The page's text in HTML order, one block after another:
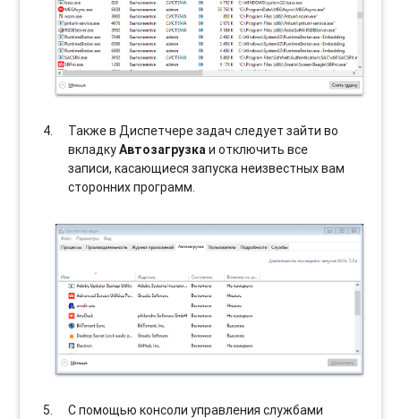
Также в Диспетчере задач следует зайти во
вкладкуАвтозагрузкаи отключить все
записи, касающиеся запуска неизвестных вам
сторонних программ.
С помощью консоли управления службами